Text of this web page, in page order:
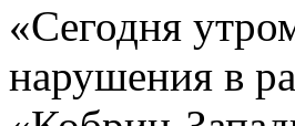
«Сегодня
нарушения в